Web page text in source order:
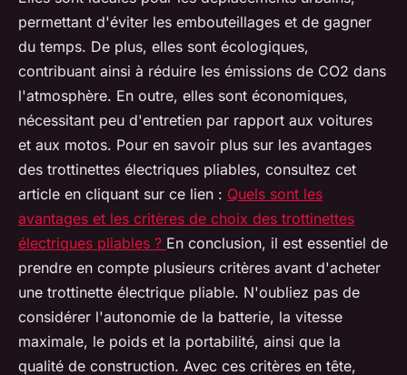
permettant d'éviter les embouteillages et de gagner
du temps. De plus, elles sont écologiques,
contribuant ainsi à réduire les émissions de CO2 dans
l'atmosphère. En outre, elles sont économiques,
nécessitant peu d'entretien par rapport aux voitures
et aux motos. Pour en savoir plus sur les avantages
des trottinettes électriques pliables, consultez cet
article en cliquant sur ce lien : Quels sont les
avantages et les critères de choix des trottinettes
électriques pliables ? En conclusion, il est essentiel de
prendre en compte plusieurs critères avant d'acheter
une trottinette électrique pliable. N'oubliez pas de
considérer l'autonomie de la batterie, la vitesse
maximale, le poids et la portabilité, ainsi que la
qualité de construction. Avec ces critères en tête,